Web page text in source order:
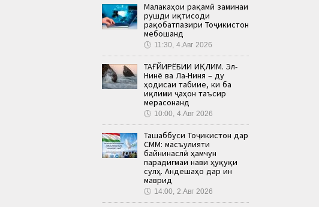
Малакаҳои рақамӣ заминаи
рушди иқтисоди
рақобатпазири Тоҷикистон
мебошанд
🕔 11:30, 4.Авг 2026
ТАҒЙИРЁБИИ ИҚЛИМ. Эл-
Нинё ва Ла-Ниня – ду
ҳодисаи табиие, ки ба
иқлими ҷаҳон таъсир
мерасонанд
🕔 10:00, 4.Авг 2026
Ташаббуси Тоҷикистон дар
СММ: масъулияти
байнинаслӣ ҳамчун
парадигмаи нави ҳуқуқи
сулҳ. Андешаҳо дар ин
маврид
🕔 14:00, 2.Авг 2026